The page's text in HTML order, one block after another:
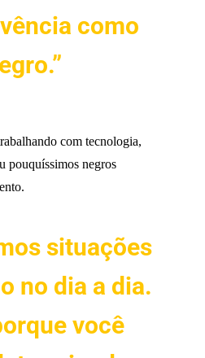
como
com tecnologia,
pouquíssimos negros
situações
no dia a dia.
você